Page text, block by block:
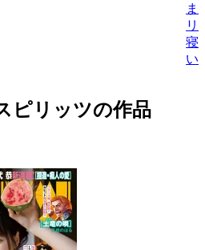
ま
リ
寝
い/
ピリッツの作品